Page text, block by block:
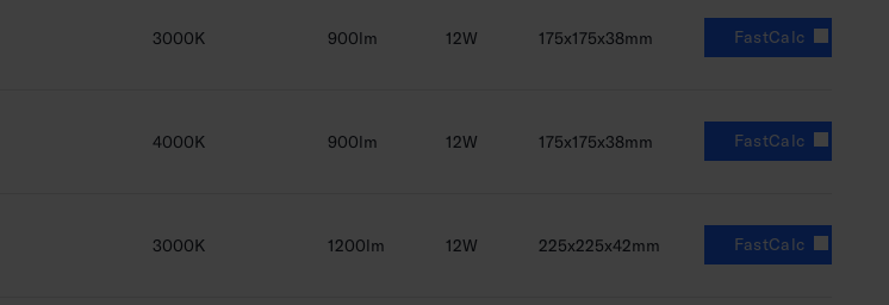
3000K 900lm 12W 175x175x38mm FastCalc
4000K 900lm 12W 175x175x38mm FastCalc
3000K 1200lm 12W 225x225x42mm FastCalc